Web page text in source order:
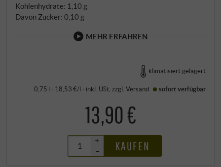
Kohlenhydrate: 1,10 g
Davon Zucker: 0,10 g
MEHR ERFAHREN
klimatisiert gelagert
0,75 l · 18,53 €/l · inkl. USt , zzgl.Versand sofort verfügbar
13,90 €
+
–
KAUFEN